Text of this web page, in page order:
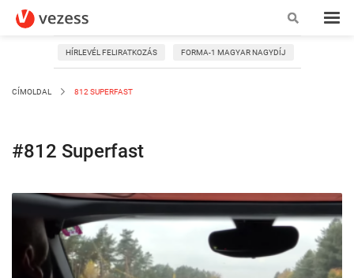
HÍRLEVÉL FELIRATKOZÁS FORMA-1 MAGYAR NAGYDÍJ
CÍMOLDAL 812 SUPERFAST
#812 Superfast